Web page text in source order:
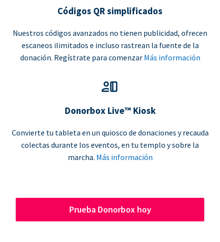
Códigos QR simplificados
Nuestros códigos avanzados no tienen publicidad, ofrecen
escaneos ilimitados e incluso rastrean la fuente de la
donación. Regístrate para comenzar Más información
Donorbox Live™ Kiosk
Convierte tu tableta en un quiosco de donaciones y recauda
colectas durante los eventos, en tu templo y sobre la
marcha. Más información
Prueba Donorbox hoy